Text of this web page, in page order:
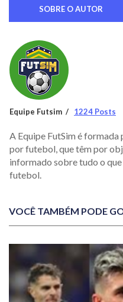
SOBRE O AUTOR
Equipe Futsim 1224 Posts
A Equipe FutSim é
por futebol, que têm por
informado sobre tudo o
futebol.
VOCÊ TAMBÉM PODE